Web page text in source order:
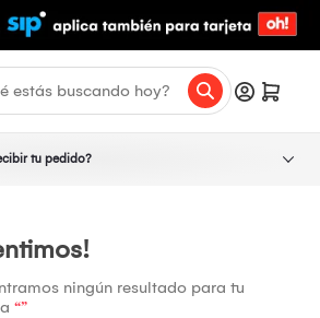
tu pedido?
ningún resultado para tu
“”